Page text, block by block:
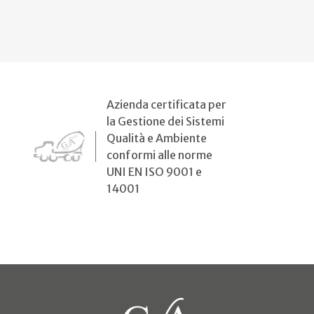
Azienda certificata per
la Gestione dei Sistemi
Qualità e Ambiente
conformi alle norme
UNI EN ISO 9001 e
14001